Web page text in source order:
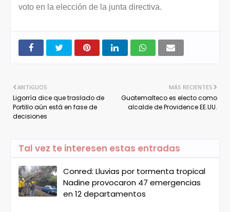
voto en la elección de la junta directiva.
MÁS RECIENTES
Guatemalteco es electo como
alcalde de Providence EE.UU.
ANTIGUOS
Ligorría dice que traslado de
Portillo aún está en fase de
decisiones
Tal vez te interesen estas entradas
Conred: Lluvias por tormenta tropical
Nadine provocaron 47 emergencias
en 12 departamentos